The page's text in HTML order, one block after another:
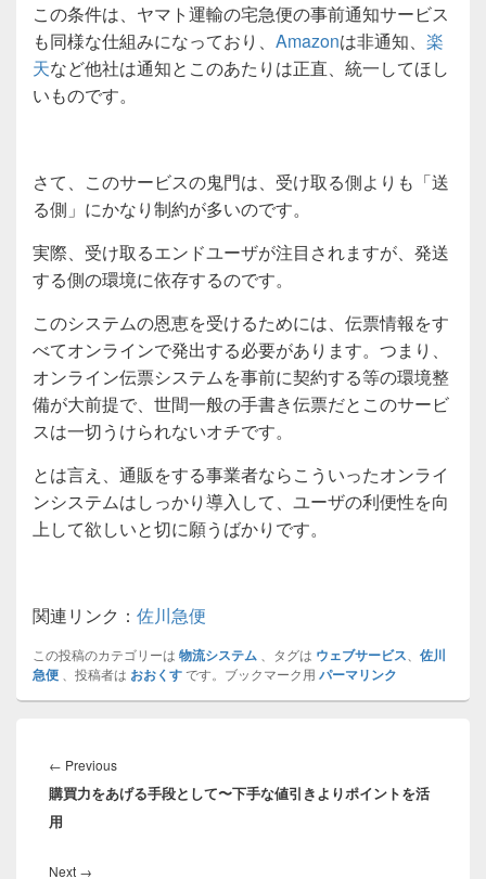
この条件は、ヤマト運輸の宅急便の事前通知サービス
も同様な仕組みになっており、 Amazonは非通知、 楽
天など他社は通知とこのあたりは正直、統一してほし
いものです。
さて、このサービスの鬼門は、受け取る側よりも「送
る側」にかなり制約が多いのです。
実際、受け取るエンドユーザが注目されますが、発送
する側の環境に依存するのです。
このシステムの恩恵を受けるためには、伝票情報をす
べてオンラインで発出する必要があります。つまり、
オンライン伝票システムを事前に契約する等の環境整
備が大前提で、世間一般の手書き伝票だとこのサービ
スは一切うけられないオチです。
とは言え、通販をする事業者ならこういったオンライ
ンシステムはしっかり導入して、ユーザの利便性を向
上して欲しいと切に願うばかりです。
関連リンク： 佐川急便
この投稿のカテゴリーは 物流システム 、タグは ウェブサービス
佐川
急便 、投稿者は おおくすです。ブックマーク用 パーマリンク
稿
ナ
ビ
ゲ
← PreviousPrevious
post:
購買力をあげる手段として〜下手な値引きよりポイントを活
用
Next →